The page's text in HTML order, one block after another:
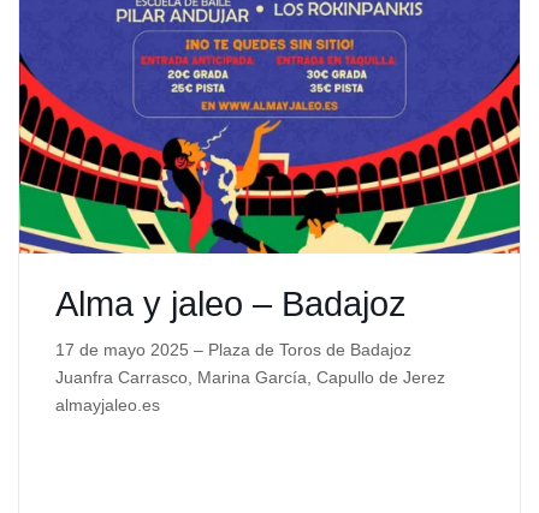
Alma y jaleo – Badajoz
17 de mayo 2025 – Plaza de Toros de Badajoz
Juanfra Carrasco, Marina García, Capullo de Jerez
almayjaleo.es